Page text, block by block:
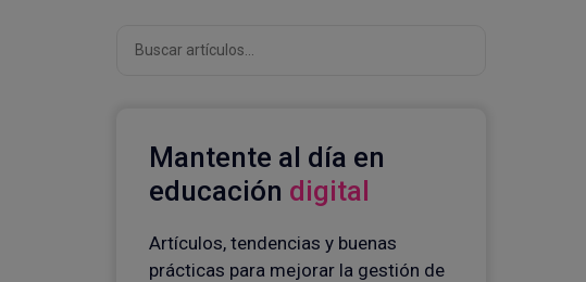
Mantente al día en
educación digital
Artículos, tendencias y buenas
prácticas para mejorar la gestión de